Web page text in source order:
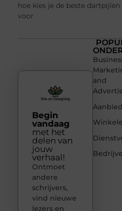
hoe kies je de beste dartpijlen
voor
and
Begin
vandaag
met het
delen van
jouw
verhaal!
Ontmoet
andere
schrijvers,
vind nieuwe
lezers en